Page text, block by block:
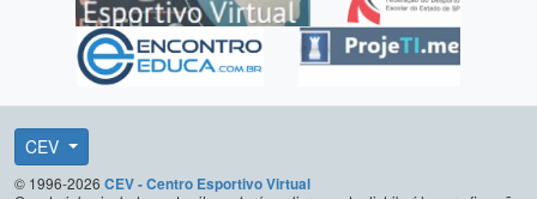
CEV
© 1996-2026 CEV - Centro Esportivo Virtual